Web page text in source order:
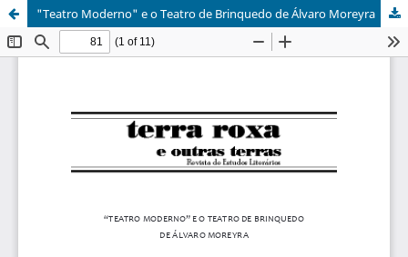
"Teatro Moderno" e o Teatro de Brinquedo de Álvaro Moreyra